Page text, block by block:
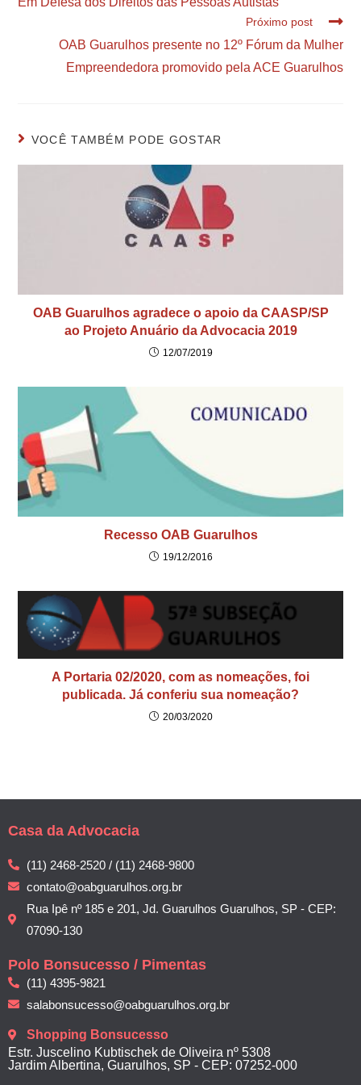
Próximo post
OAB Guarulhos presente no 12º Fórum da Mulher
Empreendedora promovido pela ACE Guarulhos
VOCÊ TAMBÉM PODE GOSTAR
OAB Guarulhos agradece o apoio da CAASP/SP
ao Projeto Anuário da Advocacia 2019
12/07/2019
Recesso OAB Guarulhos
19/12/2016
A Portaria 02/2020, com as nomeações, foi
publicada. Já conferiu sua nomeação?
20/03/2020
Casa da Advocacia
(11) 2468-2520 / (11) 2468-9800
contato@oabguarulhos.org.br
Rua Ipê nº 185 e 201, Jd. Guarulhos Guarulhos, SP - CEP:
07090-130
Polo Bonsucesso / Pimentas
(11) 4395-9821
salabonsucesso@oabguarulhos.org.br
Shopping Bonsucesso
Estr. Juscelino Kubtischek de Oliveira nº 5308
Jardim Albertina, Guarulhos, SP - CEP: 07252-000